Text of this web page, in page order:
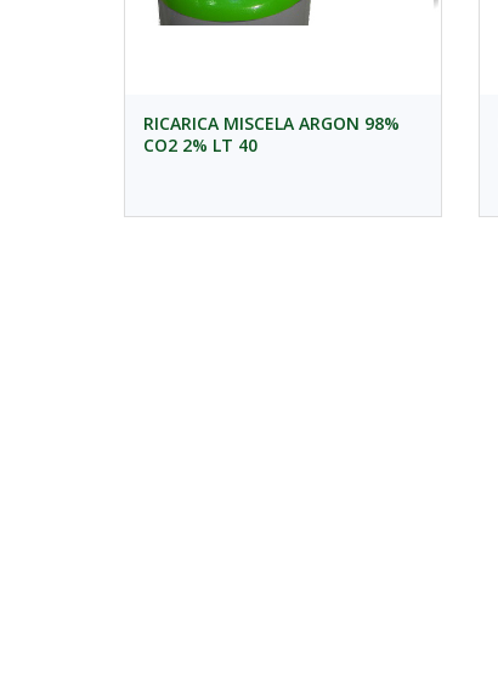
RICARICA MISCELA ARGON 98%
CO2 2% LT 40